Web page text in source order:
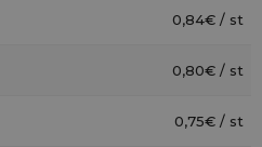
0,84€ / st
0,80€ / st
0,75€ / st